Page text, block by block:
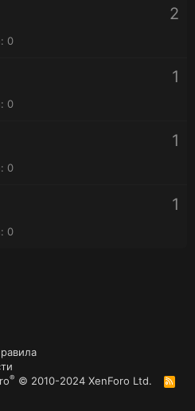
2
0
1
0
1
0
1
0
® © 2010-2024 XenForo Ltd.
R
S